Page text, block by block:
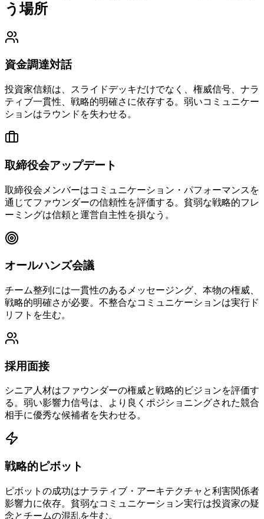
う場所
資金調達対話
投資家信頼は、スライドデッキだけでなく、権威信号、ナラ
ティブ一貫性、戦略的明確さに依存する。弱いコミュニケー
ションはラウンドを失わせる。
取締役会アップデート
取締役会メンバーはコミュニケーション・パフォーマンスを
通じてファウンダーの信頼性を評価する。貧弱な戦略的フレ
ーミングは信頼と運営自主性を損なう。
オールハンズ会議
チーム整列には一貫性のあるメッセージング、本物の権威、
戦略的明確さが必要。不整合なコミュニケーションは実行ド
リフトを生む。
採用面接
シニア人材はファウンダーの権威と戦略的ビジョンを評価す
る。弱い影響力信号は、より良くポジショニングされた競合
相手に優秀な候補者を失わせる。
戦略的ピボット
ピボットの成功はナラティブ・アーキテクチャと利害関係者
影響力に依存。貧弱なコミュニケーション実行は投資家の疑
念とチームの混乱を生む。